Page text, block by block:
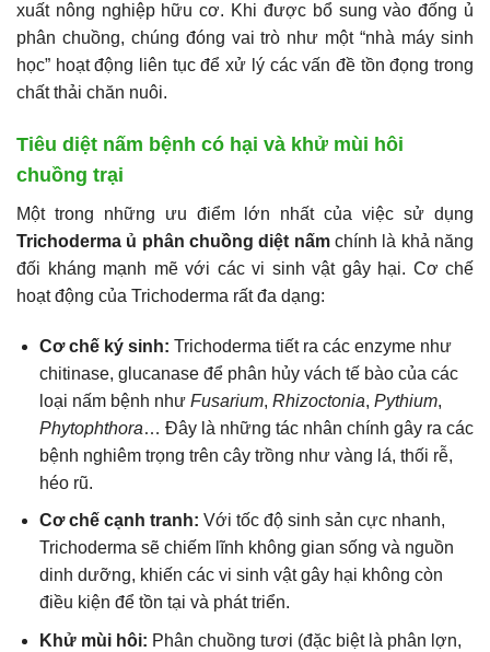
xuất nông nghiệp hữu cơ. Khi được bổ sung vào đống ủ
phân chuồng, chúng đóng vai trò như một “nhà máy sinh
học” hoạt động liên tục để xử lý các vấn đề tồn đọng trong
chất thải chăn nuôi.
Tiêu diệt nấm bệnh có hại và khử mùi hôi
chuồng trại
Một trong những ưu điểm lớn nhất của việc sử dụng
Trichoderma ủ phân chuồng diệt nấmchính là khả năng
đối kháng mạnh mẽ với các vi sinh vật gây hại. Cơ chế
hoạt động của Trichoderma rất đa dạng:
Cơ chế ký sinh: Trichoderma tiết ra các enzyme như
chitinase, glucanase để phân hủy vách tế bào của các
loại nấm bệnh như Fusarium, Rhizoctonia, Pythium,
Phytophthora… Đây là những tác nhân chính gây ra các
bệnh nghiêm trọng trên cây trồng như vàng lá, thối rễ,
héo rũ.
Cơ chế cạnh tranh: Với tốc độ sinh sản cực nhanh,
Trichoderma sẽ chiếm lĩnh không gian sống và nguồn
dinh dưỡng, khiến các vi sinh vật gây hại không còn
điều kiện để tồn tại và phát triển.
Khử mùi hôi: Phân chuồng tươi (đặc biệt là phân lợn,